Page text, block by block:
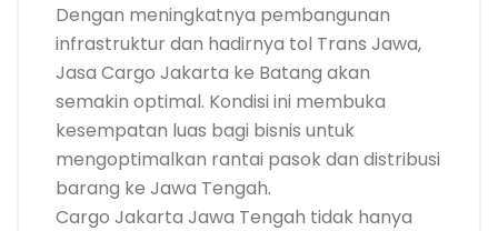
Dengan meningkatnya pembangunan
infrastruktur dan hadirnya tol Trans Jawa,
Jasa Cargo Jakarta ke Batang akan
semakin optimal. Kondisi ini membuka
kesempatan luas bagi bisnis untuk
mengoptimalkan rantai pasok dan distribusi
barang ke Jawa Tengah.
Cargo Jakarta Jawa Tengah tidak hanya